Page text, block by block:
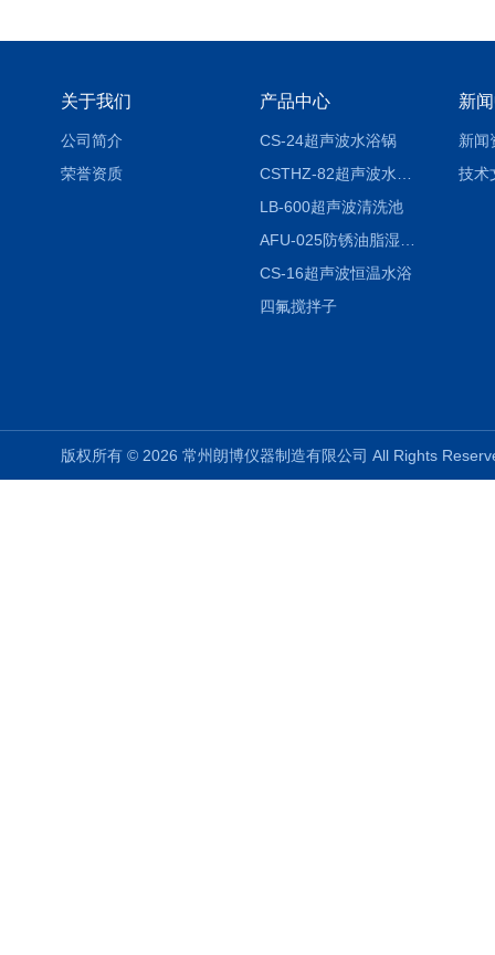
关于我们
公司简介
荣誉资质
产品中心
CS-24超声波水浴锅
LB-600超声波清洗池
CS-16超声波恒温水浴
四氟搅拌子
新
新闻
技术
版权所有 © 2026 常州朗博仪器制造有限公司 All Rights